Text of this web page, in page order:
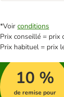
*Voir conditions
Prix conseillé = prix
Prix habituel = prix
10 %
de remise pour